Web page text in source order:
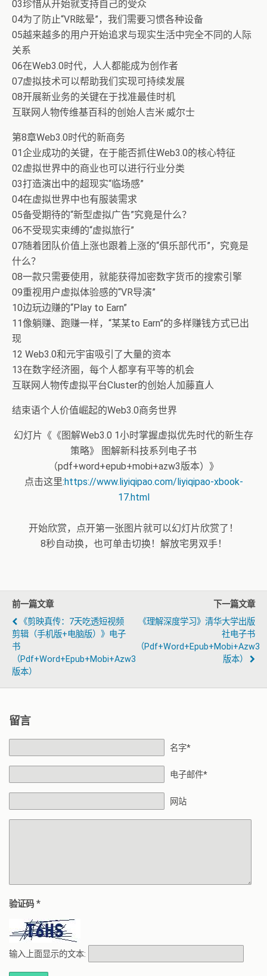
03珍惜从开始就支持自己的受众
04为了防止“VR眩晕”，我们需要习惯各种设备
05越来越多的用户开始追求与现实生活中完全不同的人际
关系
06在Web3.0时代，人人都能成为创作者
07虚拟技术可以帮助我们实现可持续发展
08开展新业务的关键在于找准最佳时机
互联网人物传维基百科的创始人吉米·威尔士
第8章Web3.0时代的新商务
01企业成功的关键，在于能否抓住Web3.0的核心特征
02虚拟世界中的商业也可以进行行业分类
03打造演出中的超现实“临场感”
04在虚拟世界中也有服装需求
05备受期待的“新型虚拟广告”究竟是什么？
06不受现实束缚的“虚拟旅行”
07随着团队价值上涨也跟着上涨的“俱乐部代币”，究竟是
什么？
08一款只需要使用，就能获得加密数字货币的搜索引擎
09重视用户虚拟体验感的“VR导演”
10边玩边赚的“Play to Earn”
11像躺赚、跑赚一样，“某某to Earn”的多样赚钱方式已出
现
12 Web3.0和元宇宙吸引了大量的资本
13在数字经济圈，每个人都享有平等的机会
互联网人物传虚拟平台Cluster的创始人加藤直人
结束语个人价值崛起的Web3.0商务世界
幻灯片《《图解Web3.0 1小时掌握虚拟优先时代的新生存
策略》 图解新科技系列电子书
（pdf+word+epub+mobi+azw3版本）》
点击这里:https://www.liyiqipao.com/liyiqipao-xbook-
17.html
开始欣赏，点开第一张图片就可以幻灯片欣赏了！
8秒自动换，也可单击切换！解放宅男双手！
前一篇文章
《剪映真传：7天吃透短视频
剪辑（手机版+电脑版）》电子
书
（pdf+word+epub+mobi+azw3
版本）
下一篇文章
《理解深度学习》清华大学出版
社电子书
（pdf+word+epub+mobi+azw3
版本）
留言
名字*
电子邮件*
网站
验证码 *
输入上面显示的文本: